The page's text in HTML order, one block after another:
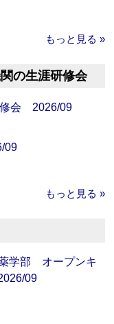
もっと見る »
の生涯研修会
修会 2026/09
09
もっと見る »
学部 オープンキ
09